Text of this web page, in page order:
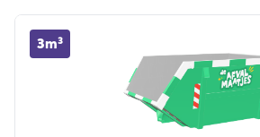
3m³
3m³ container huren